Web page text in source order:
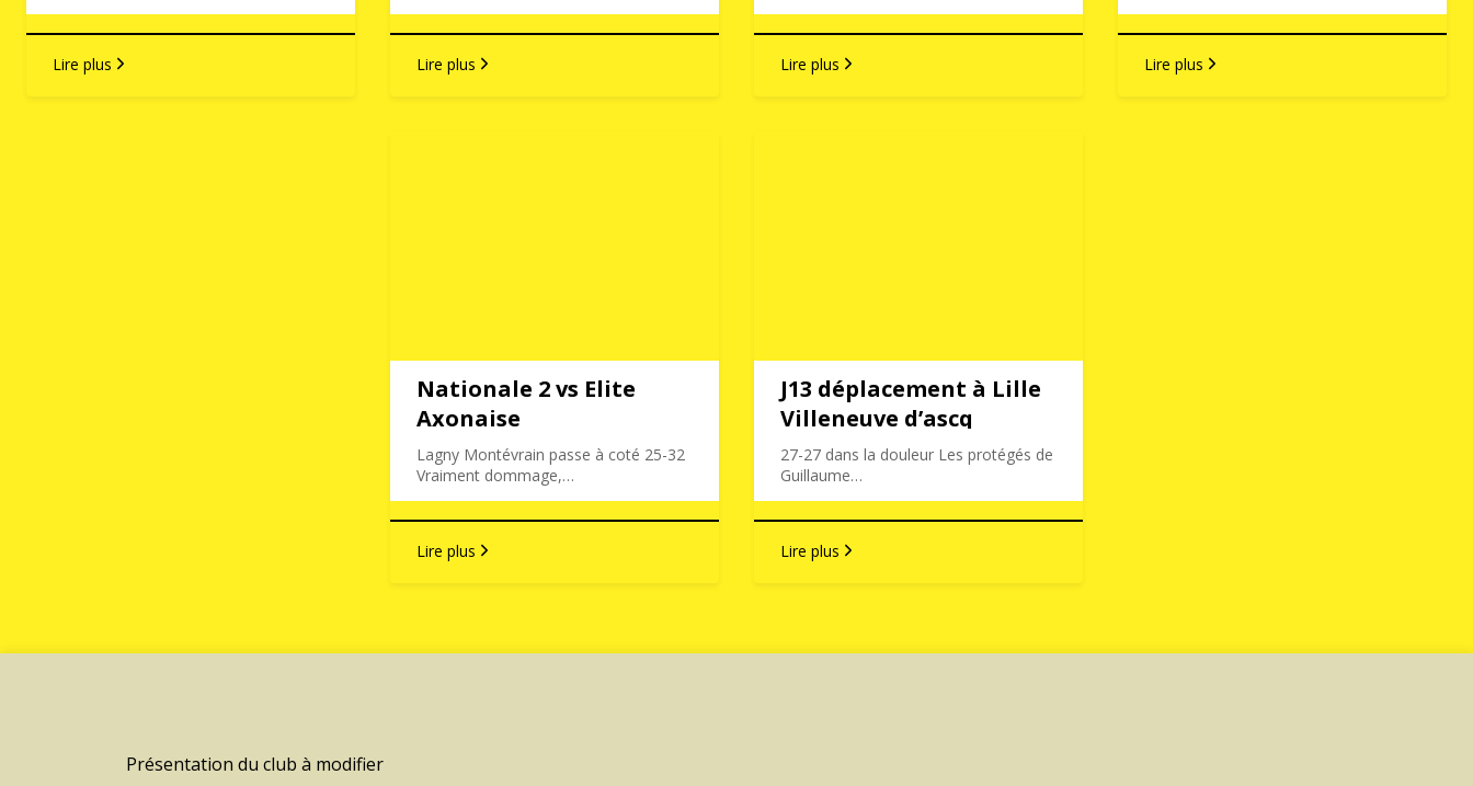
Lire plus Lire plus Lire plus Lire plus
Nationale 2 vs Elite
Axonaise
Lagny Montévrain passe à coté 25-32
Vraiment dommage,…
Lire plus
J13 déplacement à Lille
Villeneuve d’ascq
27-27 dans la douleur Les protégés de
Guillaume…
Lire plus
Présentation du club à modifier